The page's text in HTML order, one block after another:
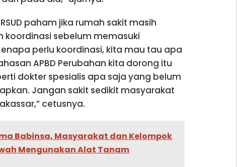
paham jika rumah sakit masih
koordinasi sebelum memasuki
perlu koordinasi, kita mau tau apa
APBD Perubahan kita dorong itu
dokter spesialis apa saja yang belum
Jangan sakit sedikit masyarakat
cetusnya.
Babinsa, Masyarakat dan Kelompok
Mengunakan Alat Tanam